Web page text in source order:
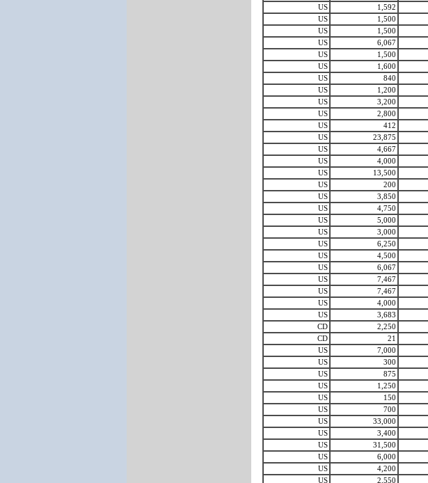
1,592
US
1,500
US
1,500
US
6,067
US
1,500
US
1,600
US
840
US
1,200
US
3,200
US
2,800
US
412
US
23,875
US
4,667
US
4,000
US
13,500
US
200
US
3,850
US
4,750
US
5,000
US
3,000
US
6,250
US
4,500
US
6,067
US
7,467
US
7,467
US
4,000
US
3,683
US
2,250
CD
21
CD
7,000
US
300
US
875
US
1,250
US
150
US
700
US
33,000
US
3,400
US
31,500
US
6,000
US
4,200
US
2,550
US